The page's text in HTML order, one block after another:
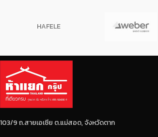
HAFELE
103/9 ถ.สายเอเซีย ต.แม่สอด, จังหวัดตาก